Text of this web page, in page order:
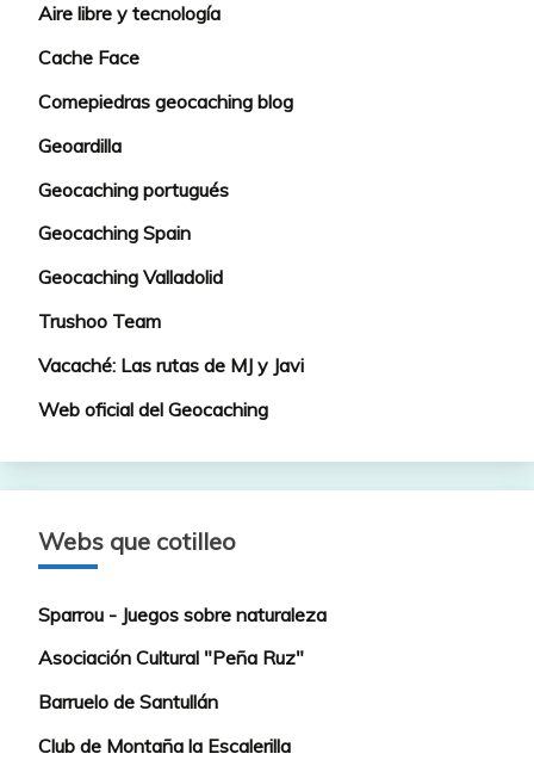
Aire libre y tecnología
Cache Face
Comepiedras geocaching blog
Geoardilla
Geocaching portugués
Geocaching Spain
Geocaching Valladolid
Trushoo Team
Vacaché: Las rutas de MJ y Javi
Web oficial del Geocaching
Webs que cotilleo
Sparrou - Juegos sobre naturaleza
Asociación Cultural "Peña Ruz"
Barruelo de Santullán
Club de Montaña la Escalerilla